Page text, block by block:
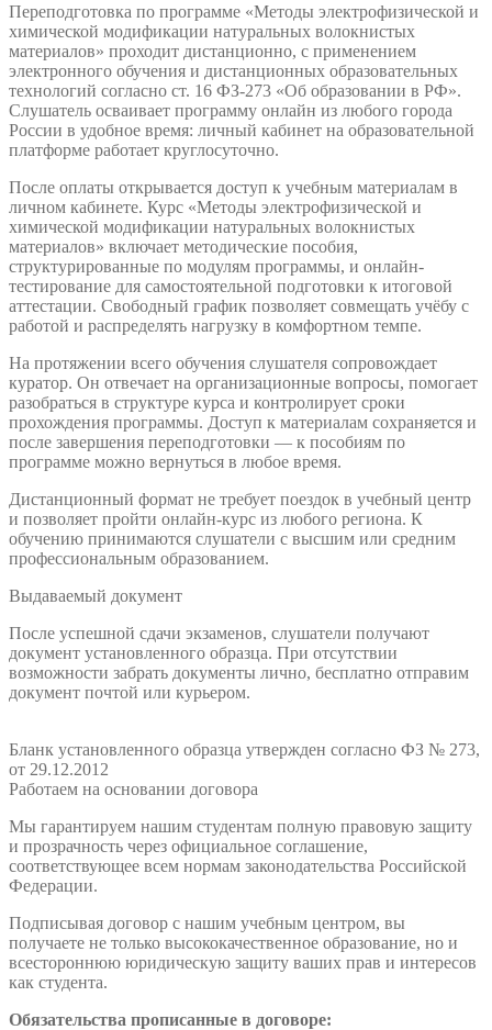
Переподготовка по программе «Методы электрофизической и
химической модификации натуральных волокнистых
материалов» проходит дистанционно, с применением
электронного обучения и дистанционных образовательных
технологий согласно ст. 16 ФЗ-273 «Об образовании в РФ».
Слушатель осваивает программу онлайн из любого города
России в удобное время: личный кабинет на образовательной
платформе работает круглосуточно.
После оплаты открывается доступ к учебным материалам в
личном кабинете. Курс «Методы электрофизической и
химической модификации натуральных волокнистых
материалов» включает методические пособия,
структурированные по модулям программы, и онлайн-
тестирование для самостоятельной подготовки к итоговой
аттестации. Свободный график позволяет совмещать учёбу с
работой и распределять нагрузку в комфортном темпе.
На протяжении всего обучения слушателя сопровождает
куратор. Он отвечает на организационные вопросы, помогает
разобраться в структуре курса и контролирует сроки
прохождения программы. Доступ к материалам сохраняется и
после завершения переподготовки — к пособиям по
программе можно вернуться в любое время.
Дистанционный формат не требует поездок в учебный центр
и позволяет пройти онлайн-курс из любого региона. К
обучению принимаются слушатели с высшим или средним
профессиональным образованием.
Выдаваемый документ
После успешной сдачи экзаменов, слушатели получают
документ установленного образца. При отсутствии
возможности забрать документы лично, бесплатно отправим
документ почтой или курьером.
Бланк установленного образца утвержден согласно ФЗ № 273,
от 29.12.2012
Работаем на основании договора
Мы гарантируем нашим студентам полную правовую защиту
и прозрачность через официальное соглашение,
соответствующее всем нормам законодательства Российской
Федерации.
Подписывая договор с нашим учебным центром, вы
получаете не только высококачественное образование, но и
всестороннюю юридическую защиту ваших прав и интересов
как студента.
Обязательства прописанные в договоре: